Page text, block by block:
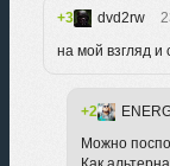
3 dvd2rw
на мой взгляд и
2
Можно